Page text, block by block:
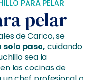
PARA PELAR
pelar
de Carico, se
solo paso, cuidando
sea la
las cocinas de